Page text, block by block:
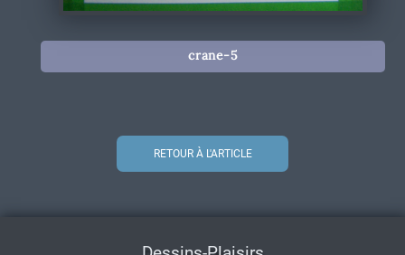
crane-5
RETOUR À L'ARTICLE